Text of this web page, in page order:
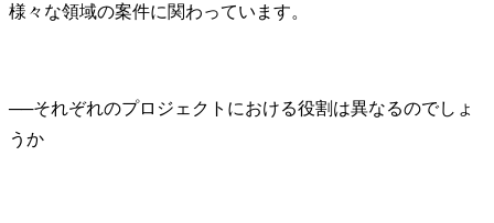
様々な領域の案件に関わっています。
──それぞれのプロジェクトにおける役割は異なるのでしょ